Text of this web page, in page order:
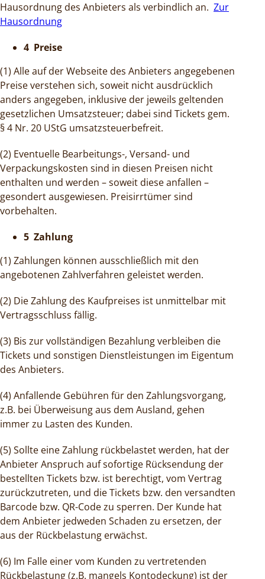
Hausordnung des Anbieters als verbindlich an. Zur
Hausordnung
4 Preise
(1) Alle auf der Webseite des Anbieters angegebenen
Preise verstehen sich, soweit nicht ausdrücklich
anders angegeben, inklusive der jeweils geltenden
gesetzlichen Umsatzsteuer; dabei sind Tickets gem.
§ 4 Nr. 20 UStG umsatzsteuerbefreit.
(2) Eventuelle Bearbeitungs-, Versand- und
Verpackungskosten sind in diesen Preisen nicht
enthalten und werden – soweit diese anfallen –
gesondert ausgewiesen. Preisirrtümer sind
vorbehalten.
5 Zahlung
(1) Zahlungen können ausschließlich mit den
angebotenen Zahlverfahren geleistet werden.
(2) Die Zahlung des Kaufpreises ist unmittelbar mit
Vertragsschluss fällig.
(3) Bis zur vollständigen Bezahlung verbleiben die
Tickets und sonstigen Dienstleistungen im Eigentum
des Anbieters.
(4) Anfallende Gebühren für den Zahlungsvorgang,
z.B. bei Überweisung aus dem Ausland, gehen
immer zu Lasten des Kunden.
(5) Sollte eine Zahlung rückbelastet werden, hat der
Anbieter Anspruch auf sofortige Rücksendung der
bestellten Tickets bzw. ist berechtigt, vom Vertrag
zurückzutreten, und die Tickets bzw. den versandten
Barcode bzw. QR-Code zu sperren. Der Kunde hat
dem Anbieter jedweden Schaden zu ersetzen, der
aus der Rückbelastung erwächst.
(6) Im Falle einer vom Kunden zu vertretenden
Rückbelastung (z.B. mangels Kontodeckung) ist der